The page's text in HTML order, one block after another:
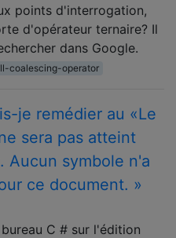
points d'interrogation,
d'opérateur ternaire? Il
dans Google.
coalescing-operator
je remédier au «Le
sera pas atteint
Aucun symbole n'a
ce document. »
C # sur l'édition